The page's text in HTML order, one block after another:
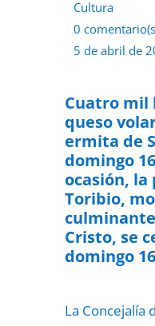
Cultura
0
5 de abril de
Cuatro mil
queso
ermita de
domingo
ocasión, la
Toribio,
Cristo, se
domingo
La Concejalía